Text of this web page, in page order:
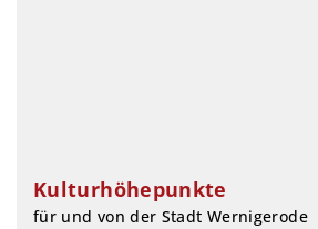
Kulturhöhepunkte
für und von der Stadt Wernigerode